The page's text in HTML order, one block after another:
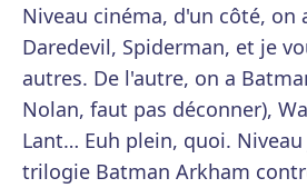
Niveau cinéma, d'un côté, on
Daredevil, Spiderman, et je
autres. De l'autre, on a
Nolan, faut pas déconner),
Lant… Euh plein, quoi.
trilogie Batman Arkham